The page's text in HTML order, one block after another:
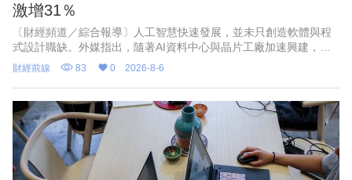
激增31％
〔財經頻道／綜合報導〕人工智慧快速發展，並未只創造軟體與程
式設計職缺。外媒指出，隨著AI資料中心與晶片工廠加速興建，能
打造實體基礎設施的工程人才，正成為美國企業積極爭搶的對象。
以目前職缺成長最快的3個
財經前線 83 0 2026-8-6